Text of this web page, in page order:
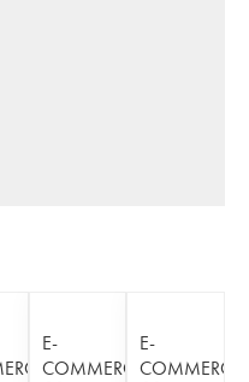
E-
COMMERCE
E-
COMMERCE